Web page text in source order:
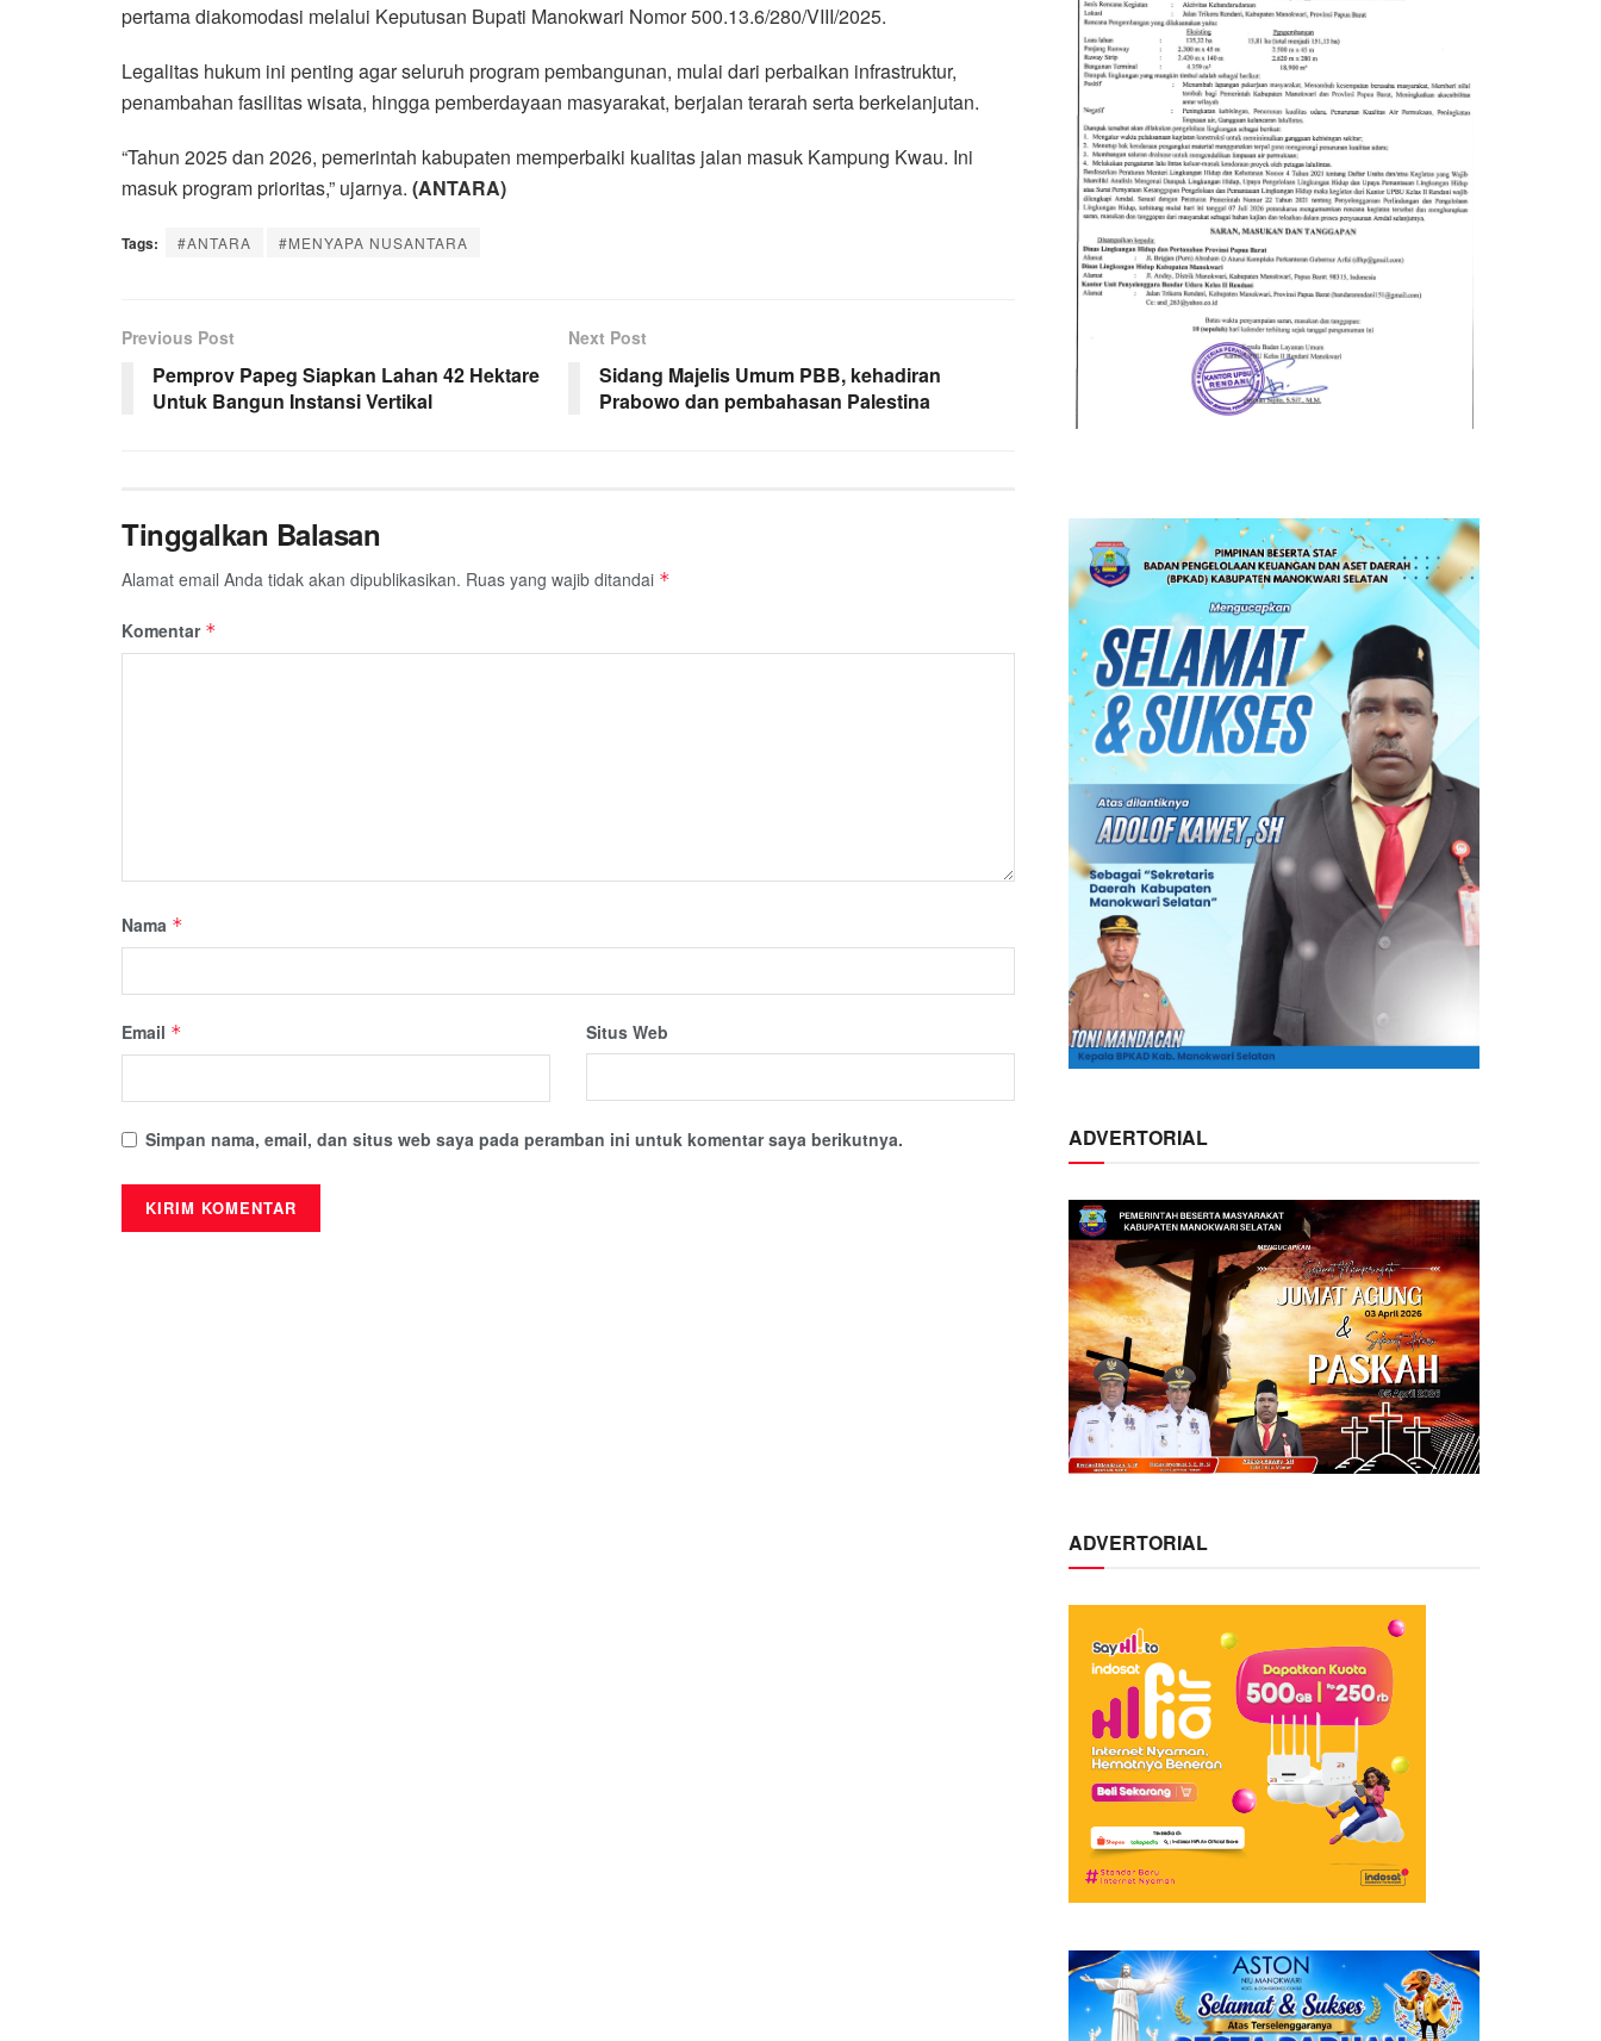
pertama diakomodasi melalui Keputusan Bupati Manokwari Nomor 500.13.6/280/VIII/2025.
Legalitas hukum ini penting agar seluruh program pembangunan, mulai dari perbaikan infrastruktur,
penambahan fasilitas wisata, hingga pemberdayaan masyarakat, berjalan terarah serta berkelanjutan.
“Tahun 2025 dan 2026, pemerintah kabupaten memperbaiki kualitas jalan masuk Kampung Kwau. Ini
masuk program prioritas,” ujarnya. (ANTARA)
Tags: #ANTARA #MENYAPA NUSANTARA
Previous Post
Pemprov Papeg Siapkan Lahan 42 Hektare
Untuk Bangun Instansi Vertikal
Next Post
Sidang Majelis Umum PBB, kehadiran
Prabowo dan pembahasan Palestina
Tinggalkan Balasan
Alamat email Anda tidak akan dipublikasikan. Ruas yang wajib ditandai *
Komentar *
Nama *
Email * Situs Web
Simpan nama, email, dan situs web saya pada peramban ini untuk komentar saya berikutnya. ADVERTORIAL
ADVERTORIAL